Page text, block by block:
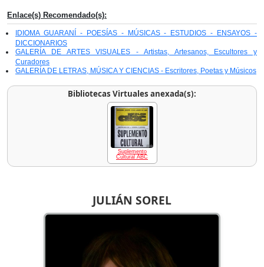
JULIÁN SOREL
Enlace(s) Recomendado(s):
IDIOMA GUARANÍ - POESÍAS - MÚSICAS - ESTUDIOS - ENSAYOS -
DICCIONARIOS
GALERÍA DE ARTES VISUALES - Artistas, Artesanos, Escultores y
Curadores
GALERÍA DE LETRAS, MÚSICA Y CIENCIAS - Escritores, Poetas y Músicos
Bibliotecas Virtuales anexada(s):
Suplemento
Cultural ABC